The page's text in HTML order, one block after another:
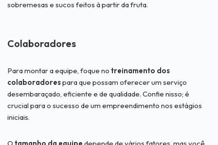
sobremesas e sucos feitos à partir da fruta.
Colaboradores
Para montar a equipe, foque no treinamento dos
colaboradorespara que possam oferecer um serviço
desembaraçado, eficiente e de qualidade. Confie nisso; é
crucial para o sucesso de um empreendimento nos estágios
iniciais.
O tamanho da equipe depende de vários fatores, mas você